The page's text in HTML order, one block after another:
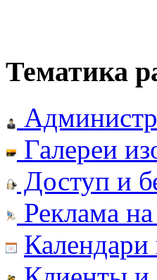
Тематика
Галереи
Доступ и
Реклама на